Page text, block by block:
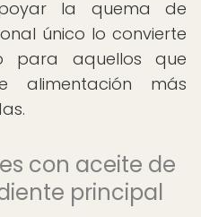
la quema de
único lo convierte
para aquellos que
alimentación más
con aceite de
principal